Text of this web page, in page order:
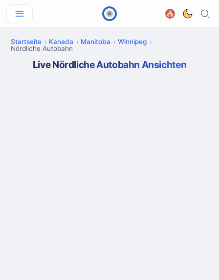
Startseite Kanada Manitoba
Winnipeg
Nördliche Autobahn
Live Nördliche Autobahn Ansichten